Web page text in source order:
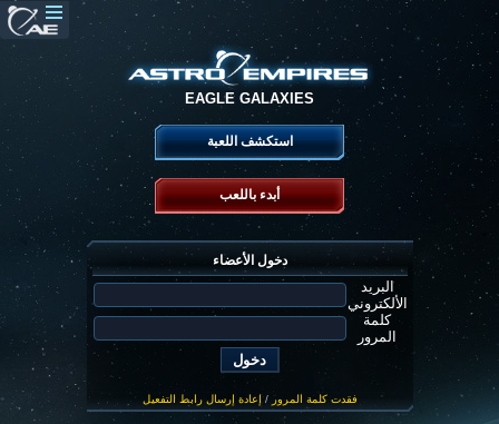
EAGLE GALAXIES
استكشف اللعبة
أبدء باللعب
دخول الأعضاء
البريد
الألكتروني
كلمة
المرور
فقدت كلمة المرور / إعادة إرسال رابط التفعيل